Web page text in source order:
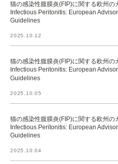
猫の感染性腹膜炎(FIP)に関する欧州
Infectious Peritonitis: European
Guidelines
2025.10.12
猫の感染性腹膜炎(FIP)に関する欧州
Infectious Peritonitis: European
Guidelines
2025.10.05
猫の感染性腹膜炎(FIP)に関する欧州
Infectious Peritonitis: European
Guidelines
2025.10.04